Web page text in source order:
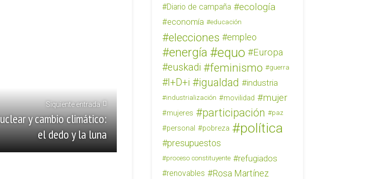
Siquiente entrada
y cambio climático:
el dedo y la luna
Diario de campaña ecología
economía educación
elecciones empleo
energía equo Europa
euskadi feminismo guerra
I+D+i igualdad industria
industrialización movilidad mujer
mujeres participación paz
personal pobreza política
presupuestos
proceso constituyente refugiados
renovables Rosa Martínez